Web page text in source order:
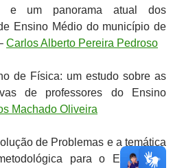
e um panorama atual dos
Ensino Médio do município de
Carlos Alberto Pereira Pedroso
de Física: um estudo sobre as
de professores do Ensino
Machado Oliveira
de Problemas e a temática
para o Ensino de